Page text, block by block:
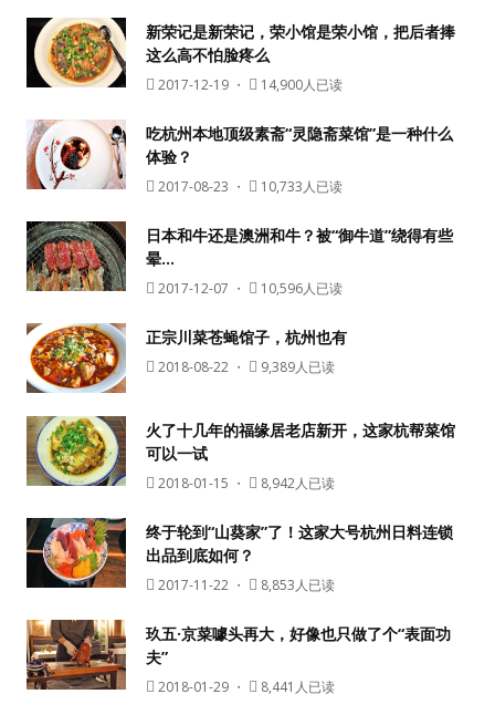
新荣记是新荣记，荣小馆是荣小馆，把后者捧
这么高不怕脸疼么
2017-12-19 ・ 14,900人已读
吃杭州本地顶级素斋“灵隐斋菜馆”是一种什么
体验？
2017-08-23 ・ 10,733人已读
日本和牛还是澳洲和牛？被“御牛道”绕得有些
晕…
2017-12-07 ・ 10,596人已读
正宗川菜苍蝇馆子，杭州也有
2018-08-22 ・ 9,389人已读
火了十几年的福缘居老店新开，这家杭帮菜馆
可以一试
2018-01-15 ・ 8,942人已读
终于轮到“山葵家”了！这家大号杭州日料连锁
出品到底如何？
2017-11-22 ・ 8,853人已读
玖五·京菜噱头再大，好像也只做了个“表面功
夫”
2018-01-29 ・ 8,441人已读